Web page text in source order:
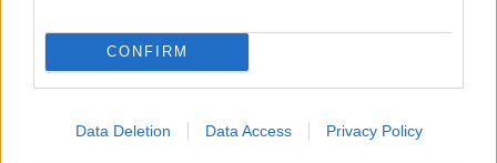
CONFIRM
Data Deletion Data Access Privacy Policy
1 napja